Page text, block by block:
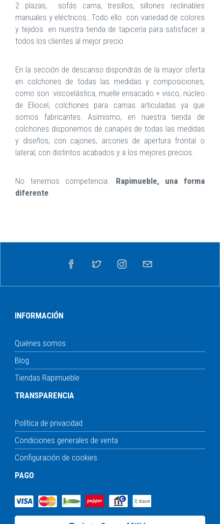
2 plazas, sofás cama, tresillos, sillones reclinables
manuales y eléctricos…Todo ello con variedad de colores
y tejidos en nuestra tienda de tapicería para satisfacer a
todos los clientes al mejor precio.
En la sección de descanso dispondrás de la mayor oferta
en colchones de todas las medidas y composiciones,
como son viscoelástica, muelle ensacado + visco, núcleo
de Eliocel, colchones para camas articuladas ya que
somos fabricantes. Asimismo, en nuestra tienda de
colchones disponemos de canapés de todas las medidas
y diseños, con cajones, arcones de apertura frontal o
lateral, con distintos acabados y a los mejores precios.
No tenemos competencia. Rapimueble, una forma
diferente.
INFORMACIÓN
Quiénes somos
Blog
Tiendas Rapimueble
TRANSPARENCIA
Política de privacidad
Condiciones generales de venta
Configuración de cookies
PAGO